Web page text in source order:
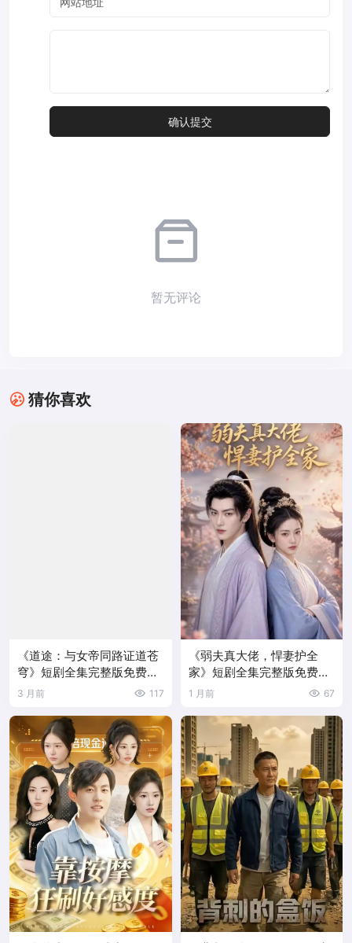
暂无评论
猜你喜欢
《道途：与女帝同路证道苍
穹》短剧全集完整版免费观
看
3 月前 117
《弱夫真大佬，悍妻护全
家》短剧全集完整版免费观
看
1 月前 67